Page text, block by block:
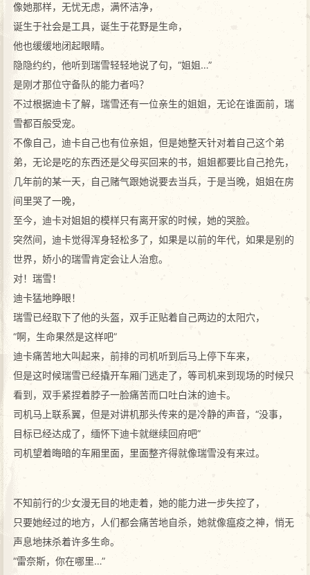
像她那样，无忧无虑，满怀洁净，
诞生于社会是工具，诞生于花野是生命，
他也缓缓地闭起眼睛。
隐隐约约，他听到瑞雪轻轻地说了句，“姐姐…”
是刚才那位守备队的能力者吗？
不过根据迪卡了解，瑞雪还有一位亲生的姐姐，无论在谁面前，瑞
雪都百般受宠。
不像自己，迪卡自己也有位亲姐，但是她整天针对着自己这个弟
弟，无论是吃的东西还是父母买回来的书，姐姐都要比自己抢先，
几年前的某一天，自己赌气跟她说要去当兵，于是当晚，姐姐在房
间里哭了一晚，
至今，迪卡对姐姐的模样只有离开家的时候，她的哭脸。
突然间，迪卡觉得浑身轻松多了，如果是以前的年代，如果是别的
世界，娇小的瑞雪肯定会让人治愈。
对！瑞雪！
迪卡猛地睁眼！
瑞雪已经取下了他的头盔，双手正贴着自己两边的太阳穴，
“啊，生命果然是这样吧”
迪卡痛苦地大叫起来，前排的司机听到后马上停下车来，
但是这时候瑞雪已经撬开车厢门逃走了，等司机来到现场的时候只
看到，双手紧捏着脖子一脸痛苦而口吐白沫的迪卡。
司机马上联系翼，但是对讲机那头传来的是冷静的声音，“没事，
目标已经达成了，缅怀下迪卡就继续回府吧”
司机望着晦暗的车厢里面，里面整齐得就像瑞雪没有来过。
不知前行的少女漫无目的地走着，她的能力进一步失控了，
只要她经过的地方，人们都会痛苦地自杀，她就像瘟疫之神，悄无
声息地抹杀着许多生命。
“雷奈斯，你在哪里…”